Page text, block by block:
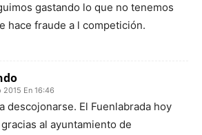
gastando lo que no tenemos
hace fraude a l competición.
2015 En 16:46
descojonarse. El Fuenlabrada hoy
al ayuntamiento de